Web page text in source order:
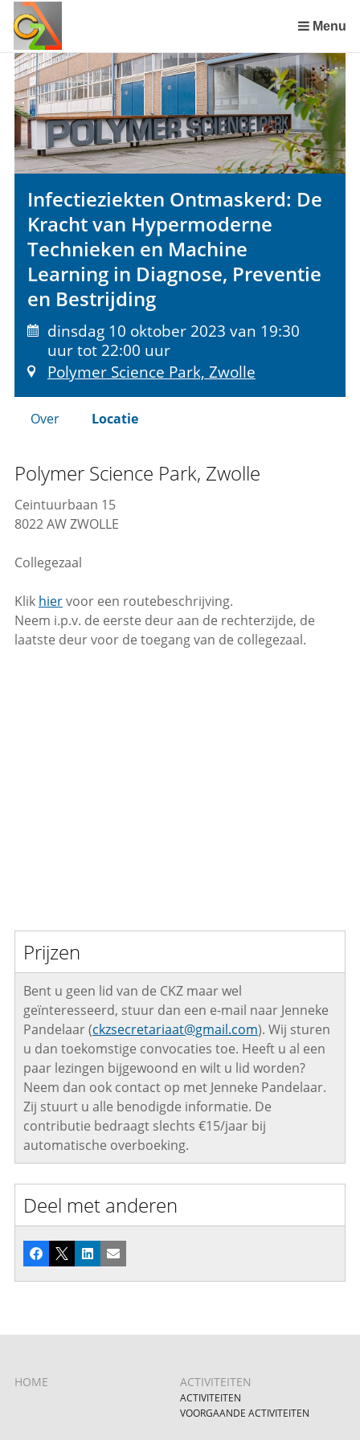
links
over
Spring
naar
de
inhoud
Spring
naar
menu
Menu
Infectieziekten Ontmaskerd: De
Kracht van Hypermoderne
Technieken en Machine
Learning in Diagnose, Preventie
en Bestrijding
dinsdag 10 oktober 2023 van 19:30
uur tot 22:00 uur
Polymer Science Park, Zwolle
Over Locatie
Polymer Science Park, Zwolle
Ceintuurbaan 15
8022 AW ZWOLLE
Collegezaal
Klik hiervoor een routebeschrijving.
Neem i.p.v. de eerste deur aan de rechterzijde, de
laatste deur voor de toegang van de collegezaal.
Prijzen
Bent u geen lid van de CKZ maar wel
geïnteresseerd, stuur dan een e-mail naar Jenneke
Pandelaar (ckzsecretariaat@gmail.com). Wij sturen
u dan toekomstige convocaties toe. Heeft u al een
paar lezingen bijgewoond en wilt u lid worden?
Neem dan ook contact op met Jenneke Pandelaar.
Zij stuurt u alle benodigde informatie. De
contributie bedraagt slechts €15/jaar bij
automatische overboeking.
Deel met anderen
Facebook
X LinkedInE-mail
HOME ACTIVITEITEN
ACTIVITEITEN
VOORGAANDE ACTIVITEITEN